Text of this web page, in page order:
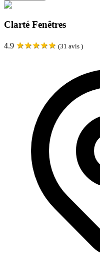
Clarté Fenêtres
4.9 ★★★★★ (31 avis )